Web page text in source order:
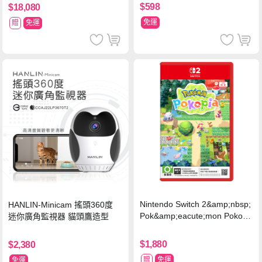
球 狂熱 中文版
$18,080
贈 免運
$598
免運
HANLIN-Minicam 搖頭360度
迷你廣角監視器 貓頭鷹造型
$2,380
免運
Nintendo Switch 2&amp;nbsp;
Pok&amp;eacute;mon Pokopi
$1,880
贈 免運